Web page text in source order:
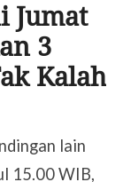
Jumat
3
Kalah
lain
15.00 WIB,